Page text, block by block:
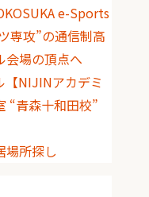
e-Sports
専攻”の通信制高
会場の頂点へ
【NIJINアカデミ
“青森十和田校”
場所探し